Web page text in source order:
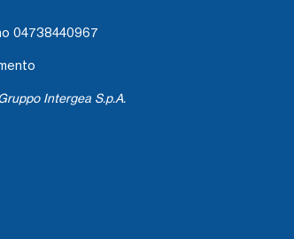
04738440967
Intergea S.p.A.